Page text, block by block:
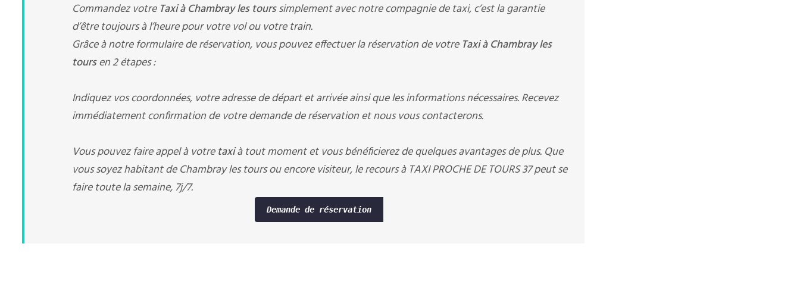
Commandez votre Taxi à Chambray les tourssimplement avec notre compagnie de taxi, c’est la garantie
d’être toujours à l’heure pour votre vol ou votre train.
Grâce à notre formulaire de réservation, vous pouvez effectuer la réservation de votre Taxi à Chambray les
toursen 2 étapes :
Indiquez vos coordonnées, votre adresse de départ et arrivée ainsi que les informations nécessaires. Recevez
immédiatement confirmation de votre demande de réservation et nous vous contacterons.
Vous pouvez faire appel à votretaxià tout moment et vous bénéficierez de quelques avantages de plus. Que
vous soyez habitant de Chambray les tours ou encore visiteur, le recours à TAXI PROCHE DE TOURS 37 peut se
faire toute la semaine, 7j/7.
Demande de réservation